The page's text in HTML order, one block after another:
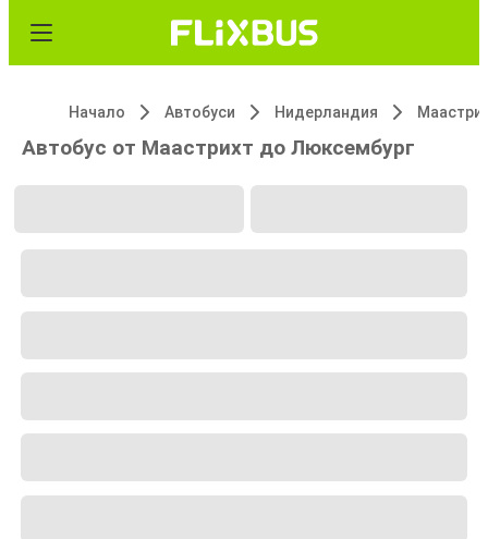
Начало Автобуси Нидерландия
Автобус от Маастрихт до Люксембург